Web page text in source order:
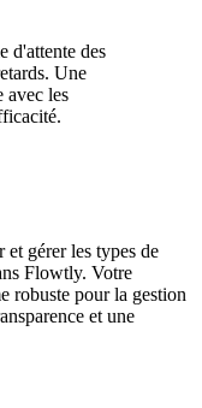
d'attente des
Une
avec les
gérer les types de
Flowtly. Votre
robuste pour la gestion
et une